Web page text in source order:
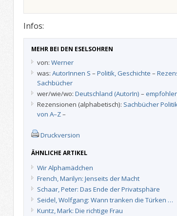
Infos:
MEHR BEI DEN ESELSOHREN
von: Werner
was: AutorInnen S – Politik, Geschichte –
Sachbücher
wer/wie/wo: Deutschland (AutorIn) –
Rezensionen (alphabetisch): Sachbücher
von A–Z–
Druckversion
ÄHNLICHE ARTIKEL
Wir Alphamädchen
French, Marilyn: Jenseits der Macht
Schaar, Peter: Das Ende der Privatsphäre
Seidel, Wolfgang: Wann tranken die Türken …
Kuntz, Mark: Die richtige Frau